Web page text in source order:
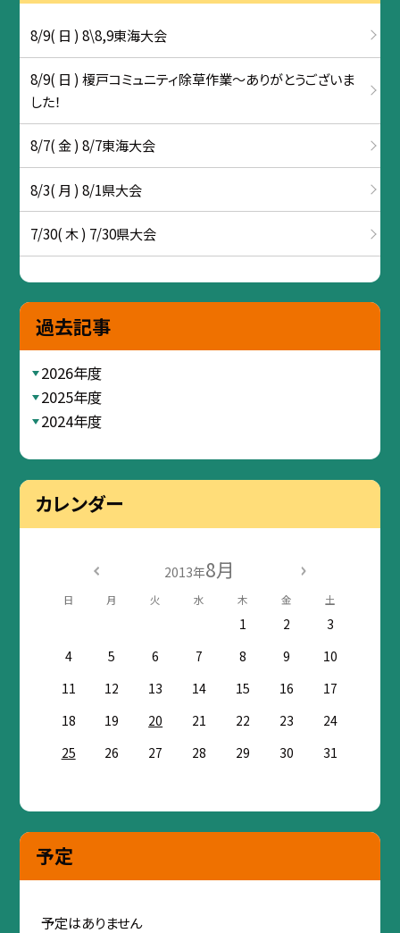
8/9( 日 ) 8\8,9東海大会
8/9( 日 ) 榎戸コミュニティ除草作業～ありがとうございま
した！
8/7( 金 ) 8/7東海大会
8/3( 月 ) 8/1県大会
7/30( 木 ) 7/30県大会
過去記事
2026年度
2025年度
2024年度
カレンダー
2013年8月
日 月 火 水 木 金 土
1 2
3
4
5 6 7 8 9
10
11
12 13 14 15 16
17
18
19 20 21 22 23
24
25
26 27 28 29 30 31
予定
予定はありません